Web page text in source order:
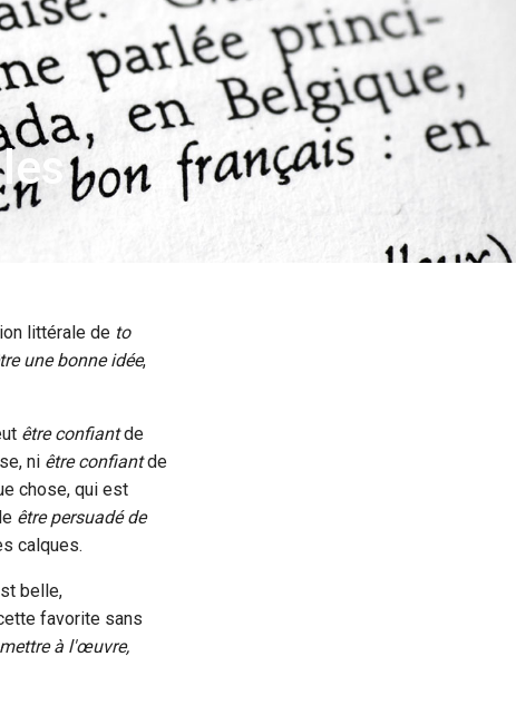
littérale de to
une bonne idée,
être confiantde
ni être confiantde
chose, qui est
être persuadé de
calques.
belle,
favorite sans
à l'œuvre,